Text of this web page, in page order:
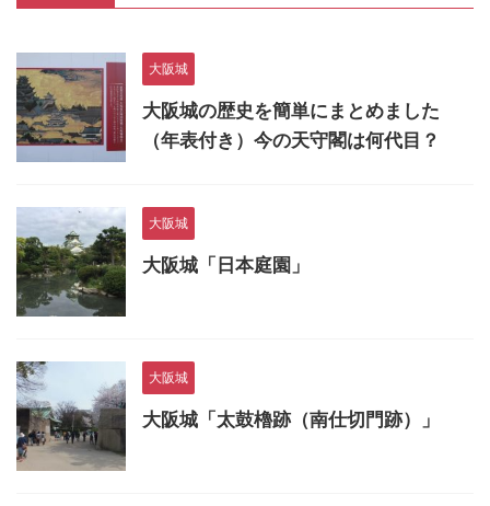
大阪城
大阪城の歴史を簡単にまとめました
（年表付き）今の天守閣は何代目？
大阪城
大阪城「日本庭園」
大阪城
大阪城「太鼓櫓跡（南仕切門跡）」